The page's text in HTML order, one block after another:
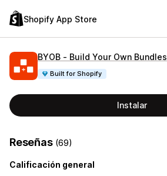
Shopify App Store
BYOB ‑ Build Your Own Bundles
Built for Shopify
Instalar
Reseñas (69)
Calificación general